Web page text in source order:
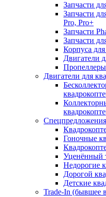
Запчасти
Запчасти
Pro, Pro+
Запчасти
Запчасти
Корпуса
Двигатели
Пропеллеры
Двигатели для
Гоночные
Уценённый
Недорогие
Дорогой
Детские
Trade-In (бывшее